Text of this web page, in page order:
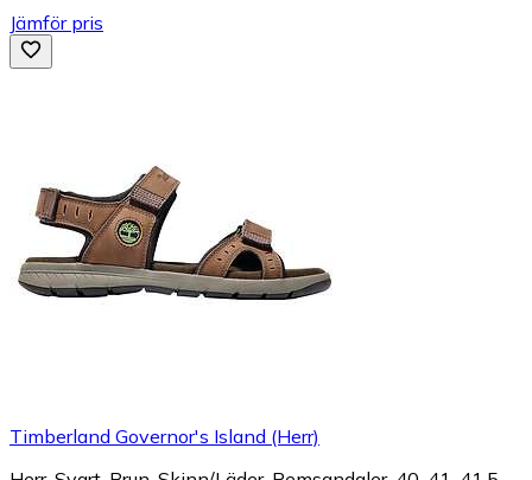
Jämför pris
Timberland Governor's Island (Herr)